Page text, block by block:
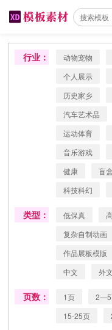
行业： 动物宠物
个人展示
历史家乡
汽车艺术品
运动体育
音乐游戏
健康
盲盒
科技科幻
类型： 低保真
复杂自制动画
作品展板模版
中文
外文
页数： 1页 2—5
15-25页